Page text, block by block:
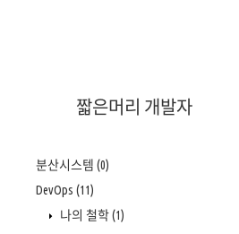
짧은머리 개발자
분산시스템 (0)
DevOps (11)
나의 철학(1)